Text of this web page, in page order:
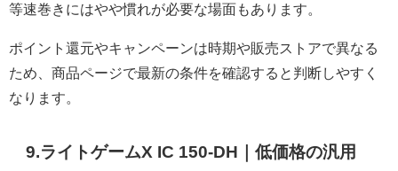
等速巻きにはやや慣れが必要な場面もあります。
ポイント還元やキャンペーンは時期や販売ストアで異なる
ため、商品ページで最新の条件を確認すると判断しやすく
なります。
9.ライトゲームX IC 150-DH｜低価格の汎用